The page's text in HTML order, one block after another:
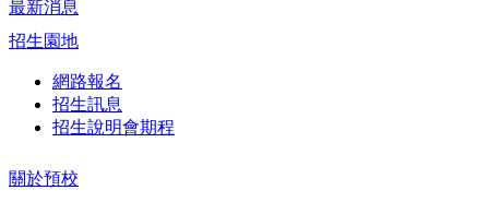
最新消息
招生園地
網路報名
招生訊息
招生說明會期程
關於預校